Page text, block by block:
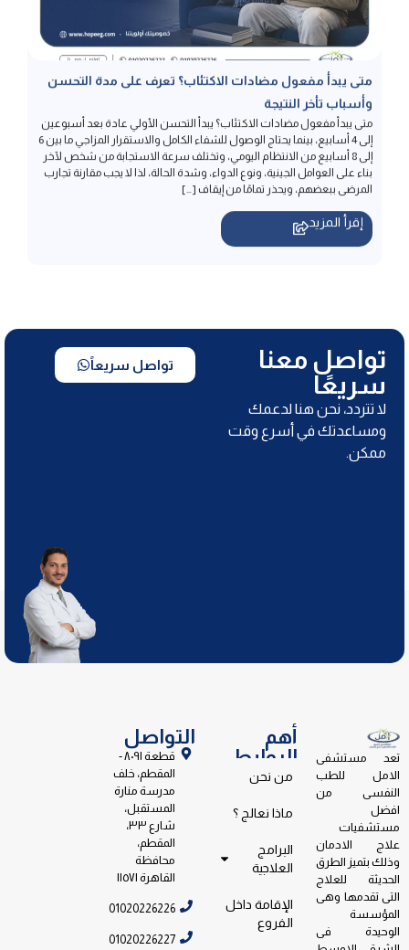
متى يبدأ مفعول مضادات الاكتئاب؟ تعرف على مدة التحسن
وأسباب تأخر النتيجة
متى يبدأ مفعول مضادات الاكتئاب؟ يبدأ التحسن الأولي عادة بعد أسبوعين
إلى 8 أسابيع من الانتظام اليومي، وتختلف سرعة الاستجابة من شخص لآخر
بناء على العوامل الجينية، ونوع الدواء، وشدة الحالة، لذا لا يجب مقارنة تجارب
المرضى ببعضهم، ويحذر تمامًا من إيقاف […]
إقرأ المزيد
تواصل معنا
سريعًا
لا تتردد، نحن هنا لدعمك
ومساعدتك في أسرع وقت
ممكن.
تواصل سريعاً
تعد مستشفى
الامل للطب
النفسى من
افضل
مستشفيات
علاج الادمان
وذلك بتميز الطرق
الحديثة للعلاج
التى تقدمها وهى
المؤسسة
الوحيدة فى
أهم
الروابط
من نحن
ماذا نعالج ؟
البرامج
العلاجية
الإقامة داخل
الفروع
التواصل
قطعة ٨٠٩١ -
المقطم، خلف
مدرسة منارة
المستقبل،
شارع ٣٣،
المقطم،
محافظة
القاهرة ١١٥٧١
01020226226
01020226227